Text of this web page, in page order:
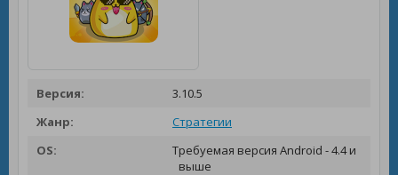
Версия:
3.10.5
Жанр:
Стратегии
OS:
Требуемая версия Android - 4.4 и
выше